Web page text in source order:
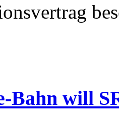
Bahn will